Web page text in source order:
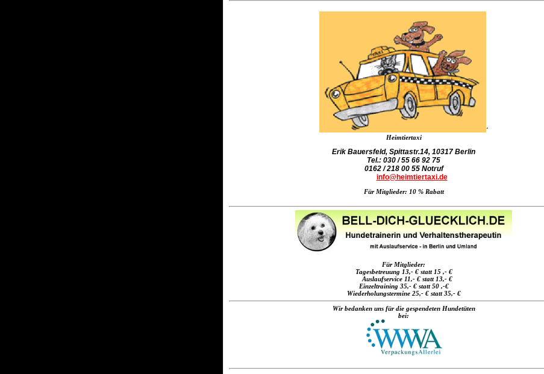
´
Heimtiertaxi
Erik Bauersfeld, Spittastr.14, 10317 Berlin
Tel.: 030 / 55 66 92 75
0162 / 218 00 55 Notruf
info@heimtiertaxi.de
Für Mitglieder: 10 % Rabatt
Für Mitglieder:
Tagesbetreuung 13,- € statt 15 ,- €
Auslaufservice 11,- € statt 13,- €
Einzeltraining 35,- € statt 50 ,-€
Wiederholungstermine 25,- € statt 35,- €
Wir bedanken uns für die gespendeten Hundetüten
bei: